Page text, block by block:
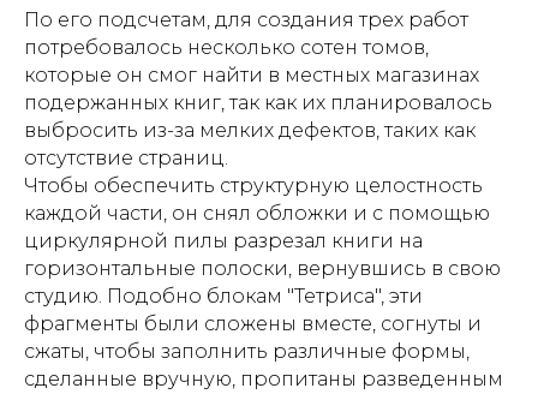
По его подсчетам, для создания трех работ
потребовалось несколько сотен томов,
которые он смог найти в местных магазинах
подержанных книг, так как их планировалось
выбросить из-за мелких дефектов, таких как
отсутствие страниц.
Чтобы обеспечить структурную целостность
каждой части, он снял обложки и с помощью
циркулярной пилы разрезал книги на
горизонтальные полоски, вернувшись в свою
студию. Подобно блокам "Тетриса", эти
фрагменты были сложены вместе, согнуты и
сжаты, чтобы заполнить различные формы,
сделанные вручную, пропитаны разведенным